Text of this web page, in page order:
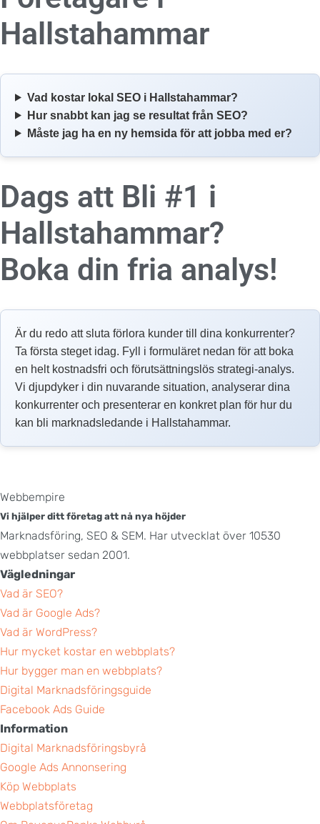
Hallstahammar
Vad kostar lokal SEO i Hallstahammar?
Hur snabbt kan jag se resultat från SEO?
Måste jag ha en ny hemsida för att jobba med er?
Dags att Bli #1 i
Hallstahammar?
Boka din fria analys!
Är du redo att sluta förlora kunder till dina konkurrenter?
Ta första steget idag. Fyll i formuläret nedan för att boka
en helt kostnadsfri och förutsättningslös strategi-analys.
Vi djupdyker i din nuvarande situation, analyserar dina
konkurrenter och presenterar en konkret plan för hur du
kan bli marknadsledande i Hallstahammar.
Webbempire
Vi hjälper ditt företag att nå nya höjder
Marknadsföring, SEO & SEM. Har utvecklat över 10530
webbplatser sedan 2001.
Vägledningar
Vad är SEO?
Vad är Google Ads?
Vad är WordPress?
Hur mycket kostar en webbplats?
Hur bygger man en webbplats?
Digital Marknadsföringsguide
Facebook Ads Guide
Information
Digital Marknadsföringsbyrå
Google Ads Annonsering
Köp Webbplats
Webbplatsföretag